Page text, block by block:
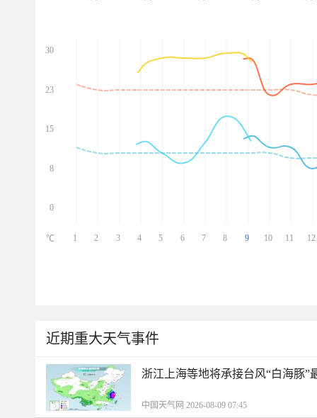
30
23
15
8
0
1 2 3 4 5 6 7 8 9 10 11 12
℃
近期重大天气事件
浙江上海等地将承接台风“白海豚”
中国天气网 2026-08-09 07:45